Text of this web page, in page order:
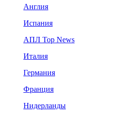
Англия
Испания
АПЛ Top News
Италия
Германия
Франция
Нидерланды